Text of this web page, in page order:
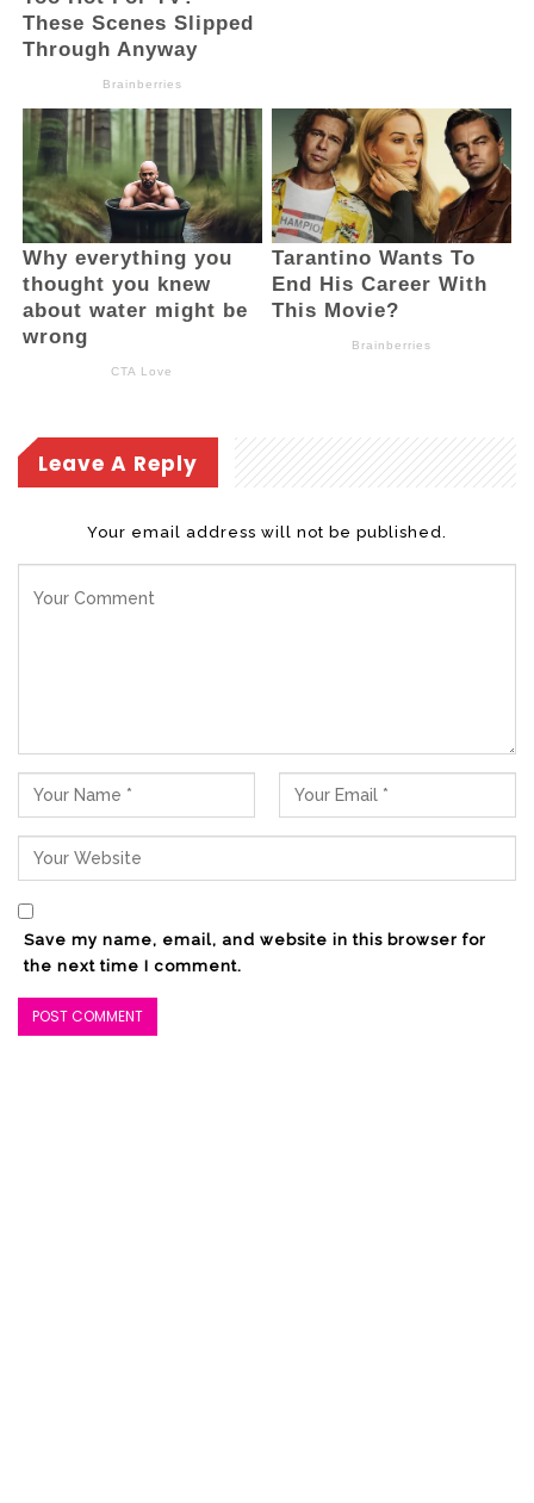
Leave A Reply
Your email address will not be published.
Save my name, email, and website in this browser for
the next time I comment.